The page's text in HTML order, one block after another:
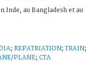
Inde, au Bangladesh et au
; REPATRIATION;TRAIN;
PLANE; CTA